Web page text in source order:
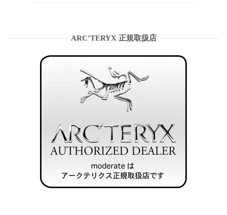
ARC’TERYX 正規取扱店